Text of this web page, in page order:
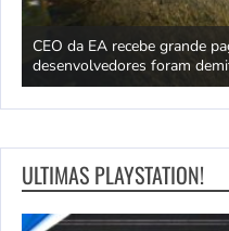
CEO da EA recebe grande
desenvolvedores foram
ULTIMAS PLAYSTATION!